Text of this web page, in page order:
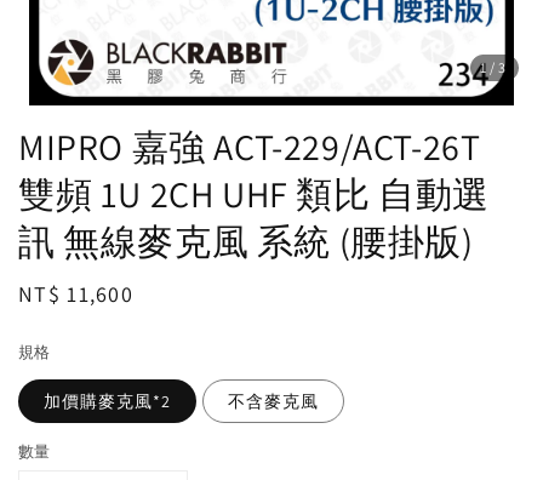
1 /3
MIPRO 嘉強 ACT-229/ACT-26T
雙頻 1U 2CH UHF 類比 自動選
訊 無線麥克風 系統 (腰掛版)
Regular
NT$ 11,600
規格
加價購麥克風*2 不含麥克風
數量